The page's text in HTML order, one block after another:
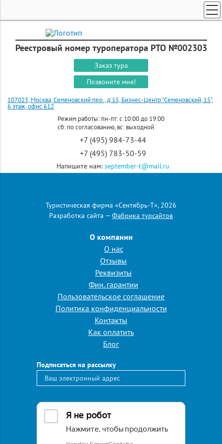
Реестровый номер туроператора РТО №002303
Заказ тура
Позвоните мне!
107023, Москва, Семеновский пер., д.15, Бизнес-Центр "Семеновский, 15",
6 этаж, офис 612
Режим работы: пн-пт: с 10:00 до 19:00
сб: по согласованию, вс: выходной
+7 (495) 984-73-44
+7 (495) 783-50-59
Напишите нам: september-t@mail.ru
+7 (916) 827 07 74
ПОИСК ТУРОВ
ГОРЯЩИЕ ТУРЫ
СТРАНЫ
КРУИЗЫ
ЭКСКУРСИОННЫЕ ТУРЫ
Страны»Россия» Экскурсии и отдых по регионам
Краснодарский край
Отель "Sea Breeze Resort"
Отель "Sea Breeze Resort"
Подробная заявка
Название тура
Желаемые даты
Фамилия, имя,
отчество
заказчика*
Туристическая фирма «Сентябрь-Т», 2026
Разработка сайта — Фабрика турсайтов
О компании
О нас
Отзывы
Реквизиты
Фин. гарантии
Пользовательское соглашение
Политика конфиденциальности
Контакты
Как оплатить
Блог
Подписаться на рассылку